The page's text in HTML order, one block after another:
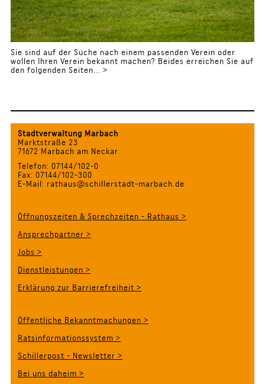
Sie sind auf der Suche nach einem passenden Verein oder
wollen Ihren Verein bekannt machen? Beides erreichen Sie auf
den folgenden Seiten... >
Stadtverwaltung Marbach
Marktstraße 23
71672 Marbach am Neckar
Telefon: 07144/102-0
Fax: 07144/102-300
E-Mail: rathaus@schillerstadt-marbach.de
Öffnungszeiten & Sprechzeiten - Rathaus >
Ansprechpartner >
Jobs >
Dienstleistungen >
Erklärung zur Barrierefreiheit >
Öffentliche Bekanntmachungen >
Ratsinformationssystem >
Schillerpost - Newsletter >
Bei uns daheim >